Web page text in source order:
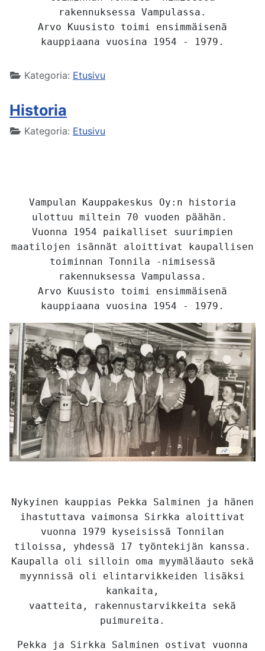
rakennuksessa Vampulassa.
Arvo Kuusisto toimi ensimmäisenä
kauppiaana vuosina 1954 - 1979.
Kategoria: Etusivu
Historia
Kategoria: Etusivu
Vampulan Kauppakeskus Oy:n historia
ulottuu miltein 70 vuoden päähän.
Vuonna 1954 paikalliset suurimpien
maatilojen isännät aloittivat kaupallisen
toiminnan Tonnila -nimisessä
rakennuksessa Vampulassa.
Arvo Kuusisto toimi ensimmäisenä
kauppiaana vuosina 1954 - 1979.
Nykyinen kauppias Pekka Salminen ja hänen
ihastuttava vaimonsa Sirkka aloittivat
vuonna 1979 kyseisissä Tonnilan
tiloissa, yhdessä 17 työntekijän kanssa.
Kaupalla oli silloin oma myymäläauto sekä
myynnissä oli elintarvikkeiden lisäksi
kankaita,
vaatteita, rakennustarvikkeita sekä
puimureita.
Pekka ja Sirkka Salminen ostivat vuonna